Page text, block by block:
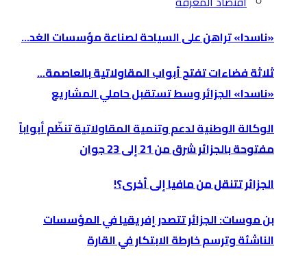
«ناسدا» تراهن على السياحة لصناعة مؤسسات الغد…
ثلاثة فضاءات تفتح أبواب المقاولاتية بالعاصمة…
«ناسدا» الجزائر وسط تستقبل حاملي المشاريع
الوكالة الوطنية لدعم وتنمية المقاولاتية تنظّم أبواباً
مفتوحة بالجزائر شرق من 21 إلى 23 جوان
الجزائر تتنقل من مافيا إلى أخرى؟!
بن موسات: الجزائر تتصدر إفريقيا في المؤسسات
الناشئة وترسم خارطة الابتكار في القارة